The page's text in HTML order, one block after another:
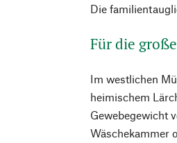
Die
Für die
Im westlichen
heimischem
Gewebegewicht
Wäschekammer